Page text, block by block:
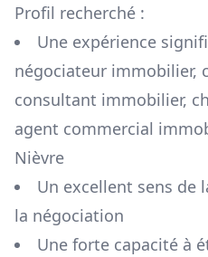
Profil recherché :
Une expérience
négociateur immobilier,
consultant immobilier,
agent commercial
Nièvre
Un excellent sens de
la négociation
Une forte capacité à